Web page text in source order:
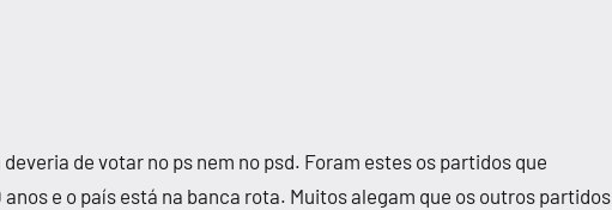
de votar no ps nem no psd. Foram estes os partidos que
e o país está na banca rota. Muitos alegam que os outros partidos